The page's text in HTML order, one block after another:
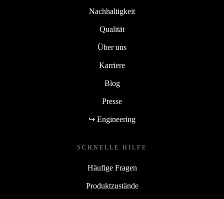
Nachhaltigkeit
Qualität
Über uns
Karriere
Blog
Presse
↪ Engineering
SCHNELLE HILFE
Häufige Fragen
Produktzustände